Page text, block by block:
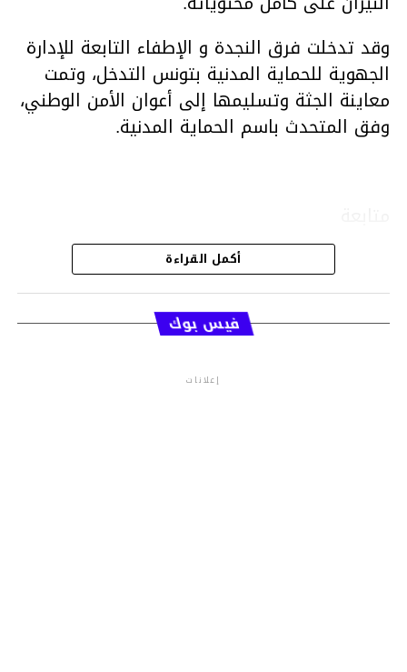
وقد تدخلت فرق النجدة و الإطفاء التابعة للإدارة
الجهوية للحماية المدنية بتونس التدخل، وتمت
معاينة الجثة وتسليمها إلى أعوان الأمن الوطني،
وفق المتحدث باسم الحماية المدنية.
قسم الاخبار
أكمل القراءة
فيس بوك
إعلانات